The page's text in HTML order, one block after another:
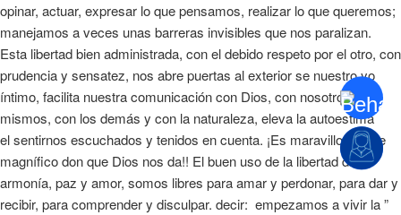
opinar, actuar, expresar lo que pensamos, realizar lo que queremos;
manejamos a veces unas barreras invisibles que nos paralizan.
Esta libertad bien administrada, con el debido respeto por el otro, con
prudencia y sensatez, nos abre puertas al exterior se nuestro yo
íntimo, facilita nuestra comunicación con Dios, con nosotros
mismos, con los demás y con la naturaleza, eleva la autoestima
el sentirnos escuchados y tenidos en cuenta. ¡Es maravilloso este
magnífico don que Dios nos da!! El buen uso de la libertad da
armonía, paz y amor, somos libres para amar y perdonar, para dar y
recibir, para comprender y disculpar. decir: empezamos a vivir la ”